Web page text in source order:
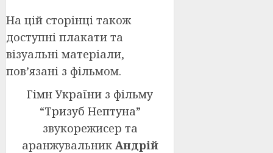
На цій сторінці також
доступні плакати та
візуальні матеріали,
пов’язані з фільмом.
Гімн України з фільму
“Тризуб Нептуна”
звукорежисер та
аранжувальник Андрій